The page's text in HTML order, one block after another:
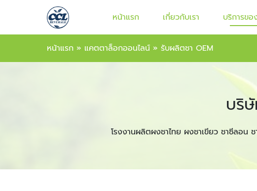
หน้าแรก เกี่ยวกับเรา บริการขอ
หน้าแรก » แคตตาล็อกออนไลน์ » รับผลิตชา OEM
บริ
โรงงานผลิตผงชาไทย ผงชาเขียว ชาซีลอ